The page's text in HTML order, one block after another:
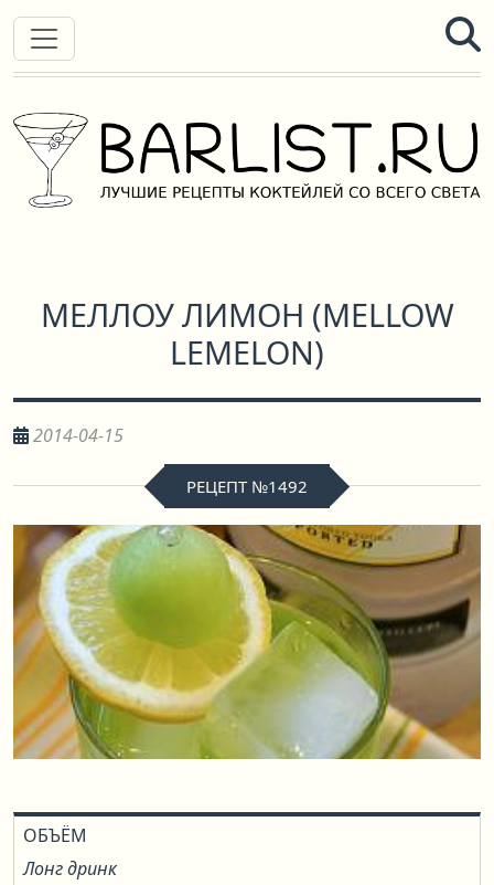
МЕЛЛОУ ЛИМОН (MELLOW
LEMELON)
2014-04-15
РЕЦЕПТ №1492
ОБЪЁМ
Лонг дринк